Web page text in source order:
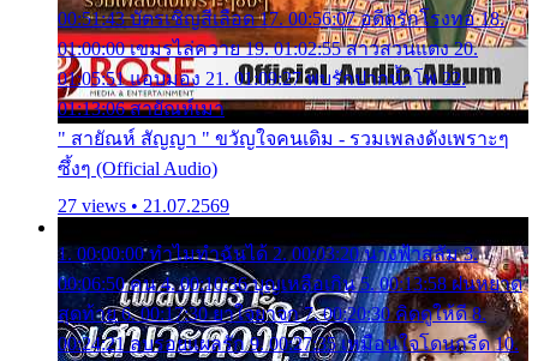
00:51:43 บัตรเชิญสีเลือด 17. 00:56:07 อดีตรักโรงทอ 18.
01:00:00 เขมรไล่ควาย 19. 01:02:55 สาวสวนแตง 20.
01:05:51 แอบมอง 21. 01:09:27 พบรักปากน้ำโพ 22.
01:13:06 สายัณห์เมา
" สายัณห์ สัญญา " ขวัญใจคนเดิม - รวมเพลงดังเพราะๆ
ซึ้งๆ (Official Audio)
27 views • 21.07.2569
1. 00:00:00 ทำไมทำฉันได้ 2. 00:03:20 นางฟ้าสลัม 3.
00:06:50 คน 4. 00:10:36 บุญเหลือเกิน 5. 00:13:58 ฝนหยาด
สุดท้าย 6. 00:17:30 ยาใจยาจก 7. 00:20:30 คิดดูให้ดี 8.
00:24:21 ลบรอยแผลรัก 9. 00:27:35 เหมือนใจโดนกรีด 10.